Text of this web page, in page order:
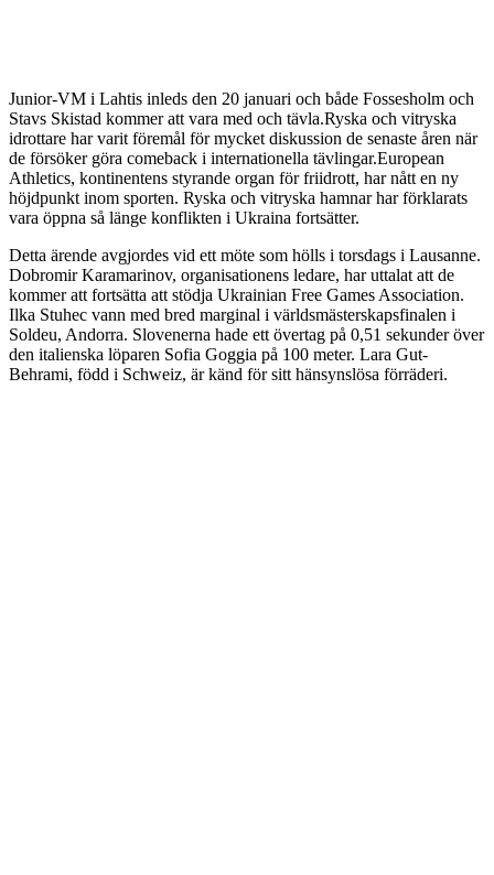
Junior-VM i Lahtis inleds den 20 januari och både Fossesholm och
Stavs Skistad kommer att vara med och tävla.Ryska och vitryska
idrottare har varit föremål för mycket diskussion de senaste åren när
de försöker göra comeback i internationella tävlingar.European
Athletics, kontinentens styrande organ för friidrott, har nått en ny
höjdpunkt inom sporten. Ryska och vitryska hamnar har förklarats
vara öppna så länge konflikten i Ukraina fortsätter.
Detta ärende avgjordes vid ett möte som hölls i torsdags i Lausanne.
Dobromir Karamarinov, organisationens ledare, har uttalat att de
kommer att fortsätta att stödja Ukrainian Free Games Association.
Ilka Stuhec vann med bred marginal i världsmästerskapsfinalen i
Soldeu, Andorra. Slovenerna hade ett övertag på 0,51 sekunder över
den italienska löparen Sofia Goggia på 100 meter. Lara Gut-
Behrami, född i Schweiz, är känd för sitt hänsynslösa förräderi.